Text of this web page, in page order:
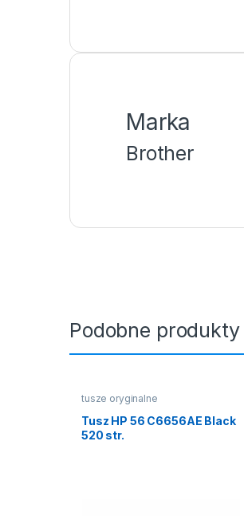
Marka
Brother
Podobne produkty
tusze oryginalne
Tusz HP 56 C6656AE Black
520 str.